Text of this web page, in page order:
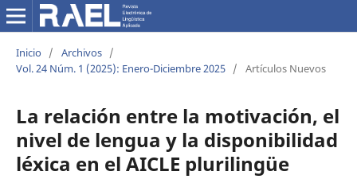
Inicio / Archivos /
Vol. 24 Núm. 1 (2025): Enero-Diciembre 2025 / Artículos Nuevos
La relación entre la motivación, el
nivel de lengua y la disponibilidad
léxica en el AICLE plurilingüe